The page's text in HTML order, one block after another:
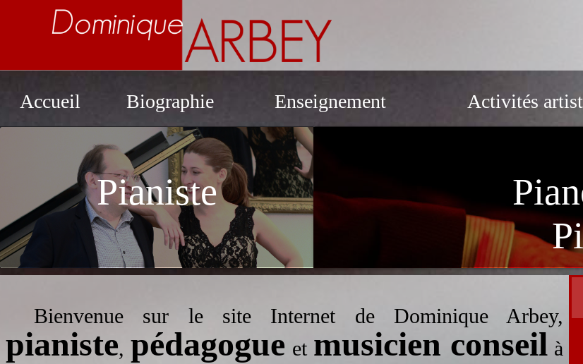
Accueil Biographie Enseignement Activités
Pianiste Pédagogue
au piano
Bienvenue sur le site Internet de Dominique Arbey,
pianiste,pédagogue et musicien conseil à